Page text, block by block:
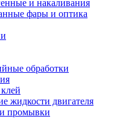
и накаливания
фары и оптика
обработки
жидкости двигателя
промывки